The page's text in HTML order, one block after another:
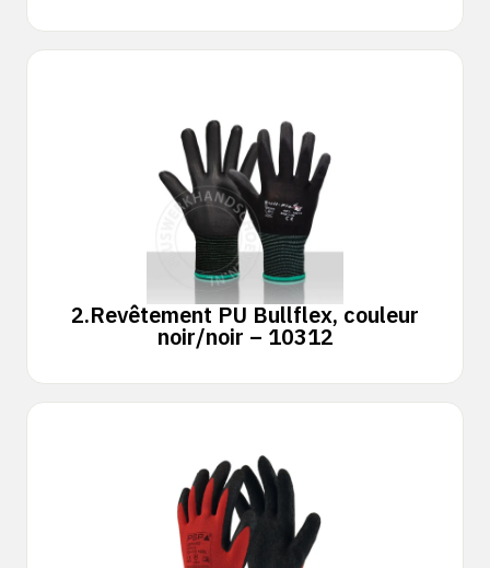
2.Revêtement PU Bullflex, couleur
noir/noir – 10312